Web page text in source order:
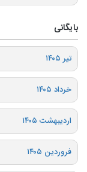
بایگانی
تیر ۱۴۰۵
خرداد ۱۴۰۵
اردیبهشت ۱۴۰۵
فروردین ۱۴۰۵